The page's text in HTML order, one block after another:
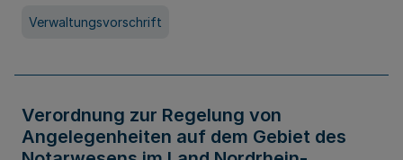
Verwaltungsvorschrift
Verordnung zur Regelung von
Angelegenheiten auf dem Gebiet des